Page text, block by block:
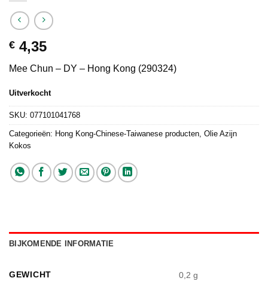
€ 4,35
Mee Chun – DY – Hong Kong (290324)
Uitverkocht
SKU: 077101041768
Categorieën: Hong Kong-Chinese-Taiwanese producten, Olie Azijn
Kokos
BIJKOMENDE INFORMATIE
GEWICHT 0,2 g